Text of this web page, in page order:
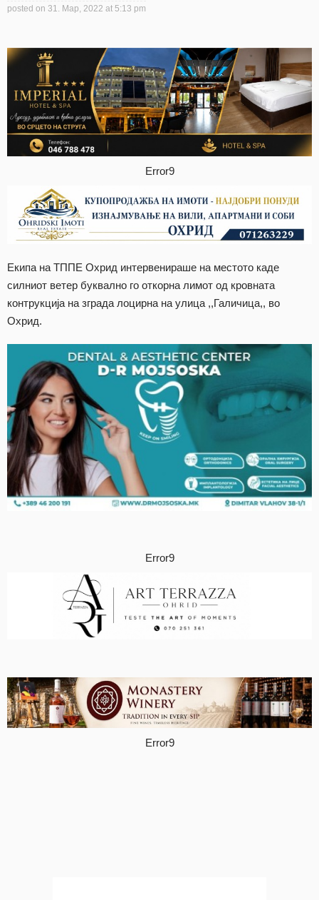
posted on 31. Мар, 2022 at 5:13 pm
Error9
Екипа на ТППЕ Охрид интервенираше на местото каде
силниот ветер буквално го откорна лимот од кровната
контрукција на зграда лоцирна на улица ,,Галичица,, во
Охрид.
Error9
Error9